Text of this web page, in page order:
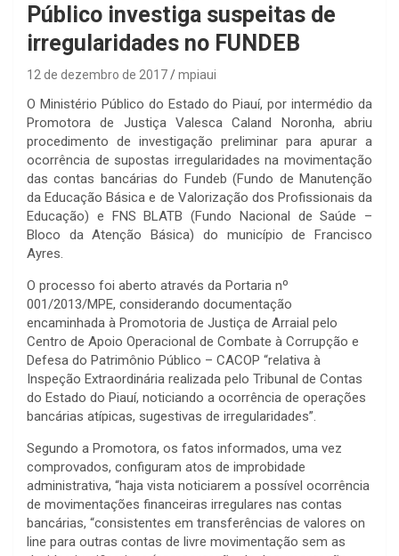
Público investiga suspeitas de
irregularidades no FUNDEB
12 de dezembro de 2017 mpiaui
O Ministério Público do Estado do Piauí, por intermédio da
Promotora de Justiça Valesca Caland Noronha, abriu
procedimento de investigação preliminar para apurar a
ocorrência de supostas irregularidades na movimentação
das contas bancárias do Fundeb (Fundo de Manutenção
da Educação Básica e de Valorização dos Profissionais da
Educação) e FNS BLATB (Fundo Nacional de Saúde –
Bloco da Atenção Básica) do município de Francisco
Ayres.
O processo foi aberto através da Portaria nº
001/2013/MPE, considerando documentação
encaminhada à Promotoria de Justiça de Arraial pelo
Centro de Apoio Operacional de Combate à Corrupção e
Defesa do Patrimônio Público – CACOP “relativa à
Inspeção Extraordinária realizada pelo Tribunal de Contas
do Estado do Piauí, noticiando a ocorrência de operações
bancárias atípicas, sugestivas de irregularidades”.
Segundo a Promotora, os fatos informados, uma vez
comprovados, configuram atos de improbidade
administrativa, “haja vista noticiarem a possível ocorrência
de movimentações financeiras irregulares nas contas
bancárias, “consistentes em transferências de valores on
line para outras contas de livre movimentação sem as